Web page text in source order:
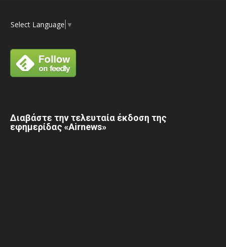
Select Language ▼
Διαβάστε την τελευταία έκδοση της
εφημερίδας «Airnews»